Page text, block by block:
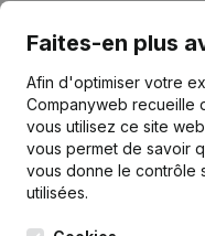
Faites-en plus
Afin d'optimiser votre
Companyweb recueille
vous utilisez ce site
vous permet de savoir
vous donne le contrôle
utilisées.
Français
Kantorenpark Everest
248D,